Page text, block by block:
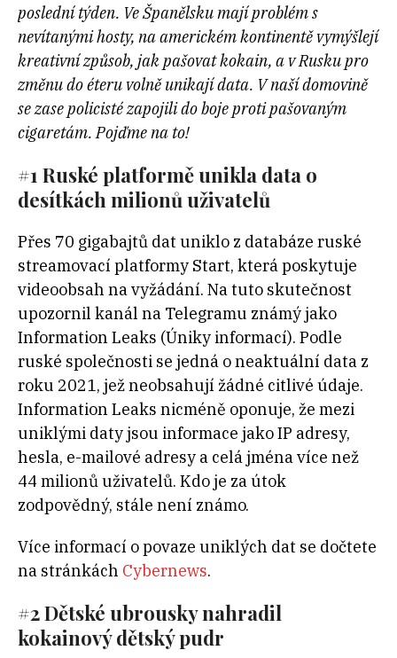
poslední týden. Ve Španělsku mají problém s
nevítanými hosty, na americkém kontinentě vymýšlejí
kreativní způsob, jak pašovat kokain, a v Rusku pro
změnu do éteru volně unikají data. V naší domovině
se zase policisté zapojili do boje proti pašovaným
cigaretám. Pojďme na to!
#1 Ruské platformě unikla data o
desítkách milionů uživatelů
Přes 70 gigabajtů dat uniklo z databáze ruské
streamovací platformy Start, která poskytuje
videoobsah na vyžádání. Na tuto skutečnost
upozornil kanál na Telegramu známý jako
Information Leaks (Úniky informací). Podle
ruské společnosti se jedná o neaktuální data z
roku 2021, jež neobsahují žádné citlivé údaje.
Information Leaks nicméně oponuje, že mezi
uniklými daty jsou informace jako IP adresy,
hesla, e-mailové adresy a celá jména více než
44 milionů uživatelů. Kdo je za útok
zodpovědný, stále není známo.
Více informací o povaze uniklých dat se dočtete
na stránkách Cybernews.
#2 Dětské ubrousky nahradil
kokainový dětský pudr